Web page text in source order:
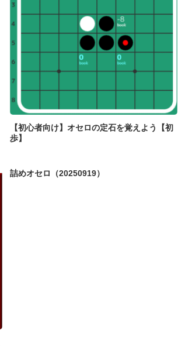
【初心者向け】オセロの定石を覚えよう【初
歩】
詰めオセロ（20250919）